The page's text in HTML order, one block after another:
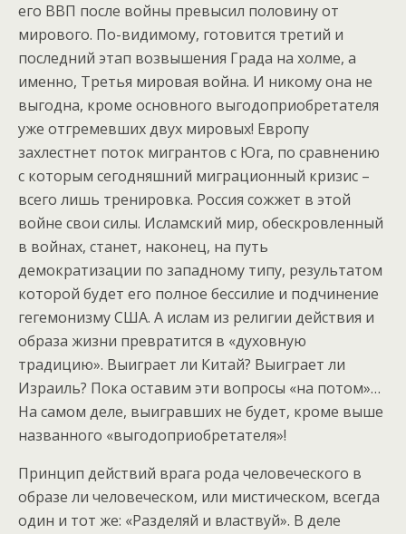
его ВВП после войны превысил половину от
мирового. По-видимому, готовится третий и
последний этап возвышения Града на холме, а
именно, Третья мировая война. И никому она не
выгодна, кроме основного выгодоприобретателя
уже отгремевших двух мировых! Европу
захлестнет поток мигрантов с Юга, по сравнению
с которым сегодняшний миграционный кризис –
всего лишь тренировка. Россия сожжет в этой
войне свои силы. Исламский мир, обескровленный
в войнах, станет, наконец, на путь
демократизации по западному типу, результатом
которой будет его полное бессилие и подчинение
гегемонизму США. А ислам из религии действия и
образа жизни превратится в «духовную
традицию». Выиграет ли Китай? Выиграет ли
Израиль? Пока оставим эти вопросы «на потом»…
На самом деле, выигравших не будет, кроме выше
названного «выгодоприобретателя»!
Принцип действий врага рода человеческого в
образе ли человеческом, или мистическом, всегда
один и тот же: «Разделяй и властвуй». В деле